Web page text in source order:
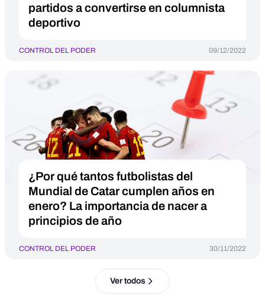
partidos a convertirse en columnista
deportivo
CONTROL DEL PODER 09/12/2022
¿Por qué tantos futbolistas del
Mundial de Catar cumplen años en
enero? La importancia de nacer a
principios de año
CONTROL DEL PODER 30/11/2022
Ver todos